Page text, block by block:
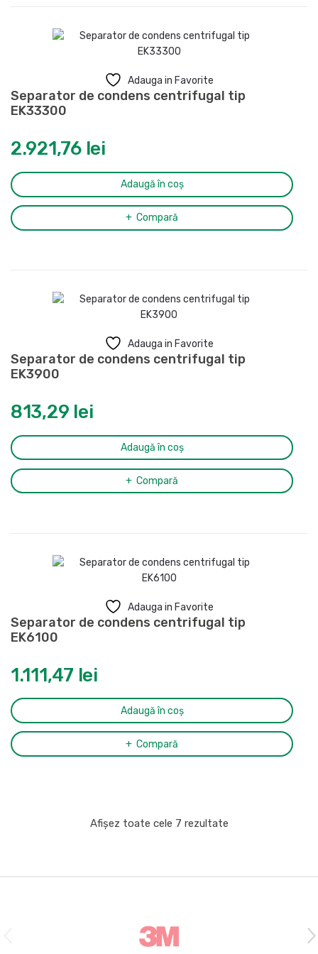
Adauga in Favorite
Separator de condens centrifugal tip
EK33300
2.921,76 lei
Adaugă în coș
Compară
Adauga in Favorite
Separator de condens centrifugal tip
EK3900
813,29 lei
Adaugă în coș
Compară
Adauga in Favorite
Separator de condens centrifugal tip
EK6100
1.111,47 lei
Adaugă în coș
Compară
Afișez toate cele 7 rezultate